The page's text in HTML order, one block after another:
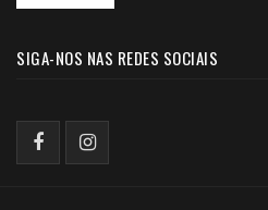
SIGA-NOS NAS REDES SOCIAIS